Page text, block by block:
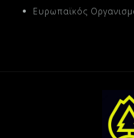
Ευρωπαϊκός